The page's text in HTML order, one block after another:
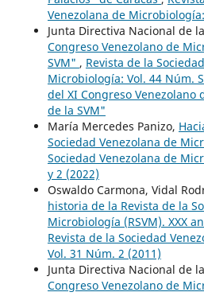
Venezolana de
Junta Directiva Nacional de
Congreso Venezolano de
SVM" , Revista de la
Microbiología: Vol. 44 Núm.
del XI Congreso
de la SVM"
María Mercedes Panizo,
Sociedad Venezolana de
Sociedad Venezolana de
y 2 (2022)
Oswaldo Carmona, Vidal
historia de la Revista de la
Microbiología (RSVM). XXX
Revista de la Sociedad
Vol. 31 Núm. 2 (2011)
Junta Directiva Nacional de
Congreso Venezolano de